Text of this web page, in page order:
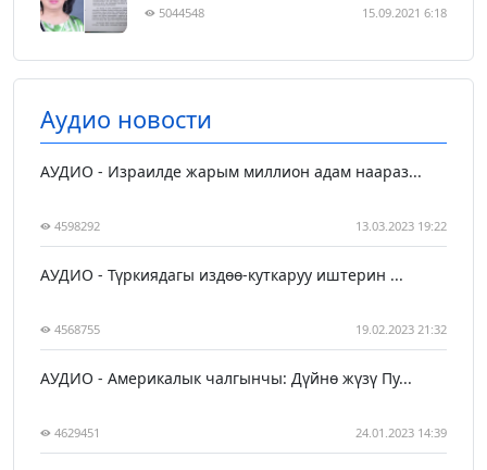
5044548 15.09.2021 6:18
Аудио новости
АУДИО - Израилде жарым миллион адам наараз...
4598292 13.03.2023 19:22
АУДИО - Түркиядагы издөө-куткаруу иштерин ...
4568755 19.02.2023 21:32
АУДИО - Америкалык чалгынчы: Дүйнө жүзү Пу...
4629451 24.01.2023 14:39